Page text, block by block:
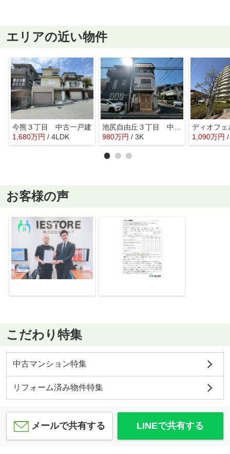
エリアの近い物件
今熊３丁目 中古一戸建
1,680万円 / 4LDK
池尻自由丘３丁目 中古一戸建
980万円 / 3K 1,090万円
お客様の声
こだわり特集
中古マンション特集
リフォーム済み物件特集
メールで共有する LINEで共有する